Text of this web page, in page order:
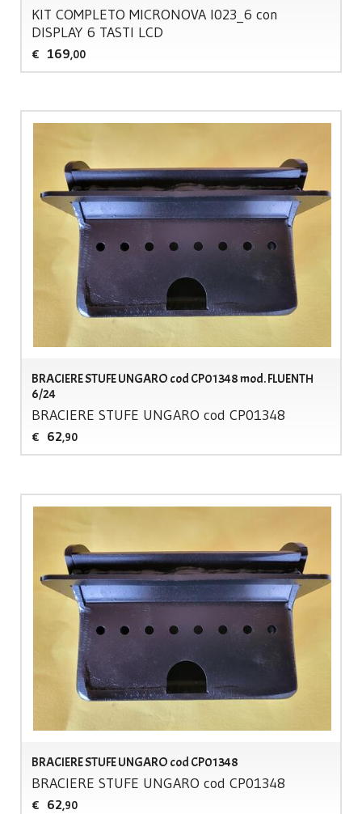
KIT COMPLETO MICRONOVAI023_6 con
DISPLAY6 TASTI LCD
€ 169,00
BRACIERE STUFE UNGARO cod CP01348 mod. FLUENTH
6/24
BRACIERE STUFE UNGARO cod CP01348
€ 62,90
BRACIERE STUFE UNGARO cod CP01348
BRACIERE STUFE UNGARO cod CP01348
€ 62,90